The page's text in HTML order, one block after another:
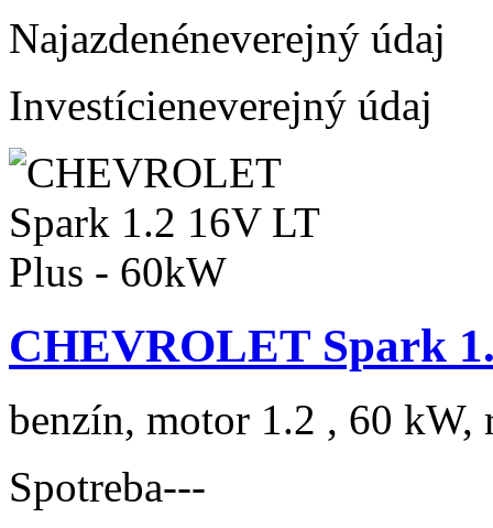
Najazdenéneverejný údaj
Investícieneverejný údaj
CHEVROLET Spark
benzín, motor 1.2 , 60 kW,
Spotreba---